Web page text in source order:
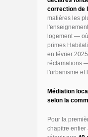
correction de
matières les
logement —
primes
en février
réclamations
l'urbanisme et
Médiation
selon la
Pour la
chapitre entier